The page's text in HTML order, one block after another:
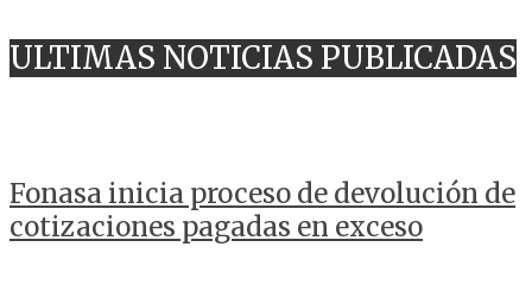
ULTIMAS NOTICIAS PUBLICADAS
Fonasa inicia proceso de devolución de
cotizaciones pagadas en exceso